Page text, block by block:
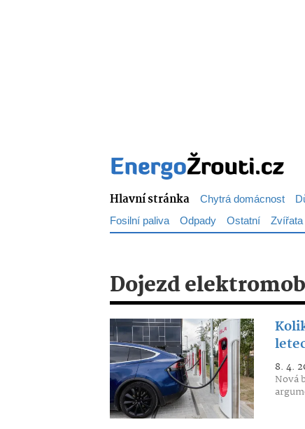
Hlavní stránka Chytrá domácnost
Fosilní paliva Odpady Ostatní Zvířata
Dojezd
8. 4.
Nová